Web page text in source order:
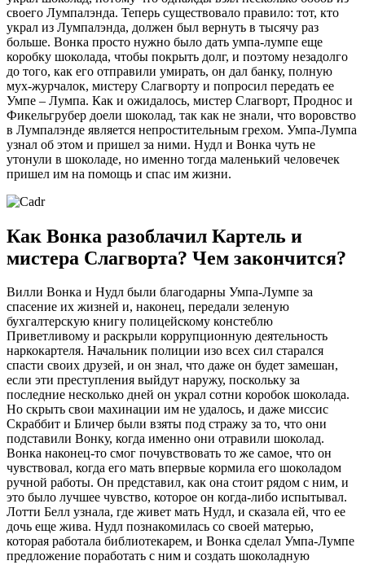
своего Лумпалэнда. Теперь существовало правило: тот, кто
украл из Лумпалэнда, должен был вернуть в тысячу раз
больше. Вонка просто нужно было дать умпа-лумпе еще
коробку шоколада, чтобы покрыть долг, и поэтому незадолго
до того, как его отправили умирать, он дал банку, полную
мух-журчалок, мистеру Слагворту и попросил передать ее
Умпе – Лумпа. Как и ожидалось, мистер Слагворт, Проднос и
Фикельгрубер доели шоколад, так как не знали, что воровство
в Лумпалэнде является непростительным грехом. Умпа-Лумпа
узнал об этом и пришел за ними. Нудл и Вонка чуть не
утонули в шоколаде, но именно тогда маленький человечек
пришел им на помощь и спас им жизни.
Как Вонка разоблачил Картель и
мистера Слагворта? Чем закончится?
Вилли Вонка и Нудл были благодарны Умпа-Лумпе за
спасение их жизней и, наконец, передали зеленую
бухгалтерскую книгу полицейскому констеблю
Приветливому и раскрыли коррупционную деятельность
наркокартеля. Начальник полиции изо всех сил старался
спасти своих друзей, и он знал, что даже он будет замешан,
если эти преступления выйдут наружу, поскольку за
последние несколько дней он украл сотни коробок шоколада.
Но скрыть свои махинации им не удалось, и даже миссис
Скраббит и Бличер были взяты под стражу за то, что они
подставили Вонку, когда именно они отравили шоколад.
Вонка наконец-то смог почувствовать то же самое, что он
чувствовал, когда его мать впервые кормила его шоколадом
ручной работы. Он представил, как она стоит рядом с ним, и
это было лучшее чувство, которое он когда-либо испытывал.
Лотти Белл узнала, где живет мать Нудл, и сказала ей, что ее
дочь еще жива. Нудл познакомилась со своей матерью,
которая работала библиотекарем, и Вонка сделал Умпа-Лумпе
предложение поработать с ним и создать шоколадную